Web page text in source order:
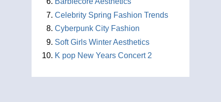
Celebrity Spring Fashion Trends
Cyberpunk City Fashion
Soft Girls Winter Aesthetics
K pop New Years Concert 2